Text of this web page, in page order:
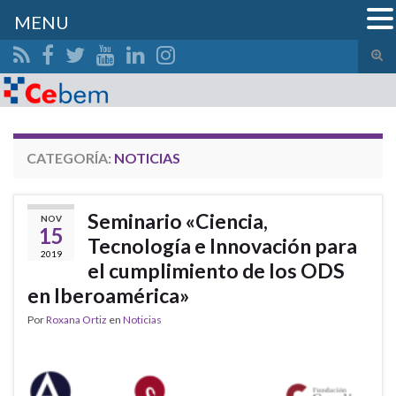
el
Search for:
CATEGORÍA: NOTICIAS
NOV
15
2019
Seminario «Ciencia,
Tecnología e Innovación para
el cumplimiento de los ODS
en Iberoamérica»
PorRoxana Ortiz en Noticias
MENU